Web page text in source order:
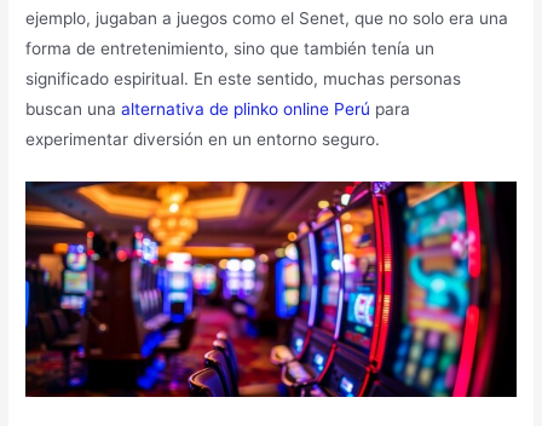
ejemplo, jugaban a juegos como el Senet, que no solo era una
forma de entretenimiento, sino que también tenía un
significado espiritual. En este sentido, muchas personas
buscan unaalternativa de plinko online Perú para
experimentar diversión en un entorno seguro.